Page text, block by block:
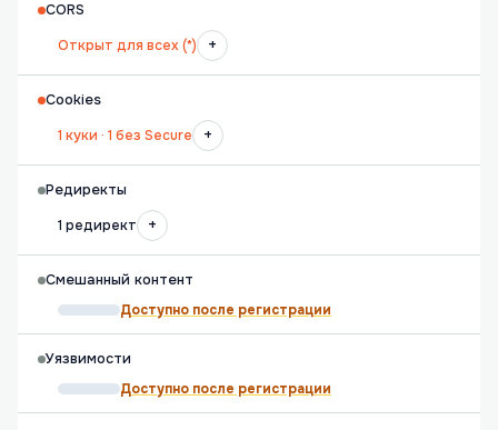
CORS
Открыт для всех (*)
+
Cookies
1 куки · 1 без Secure
+
Редиректы
1 редирект
+
Смешанный контент
Доступно после регистрации
Уязвимости
Доступно после регистрации